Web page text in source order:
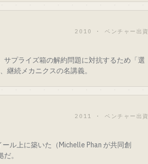
2010 · ベンチャー出資
プライズ箱の解約問題に対抗するため「選
続メカニクスの名講義。
2011 · ベンチャー出資
ル上に築いた（Michelle Phan が共同創
。